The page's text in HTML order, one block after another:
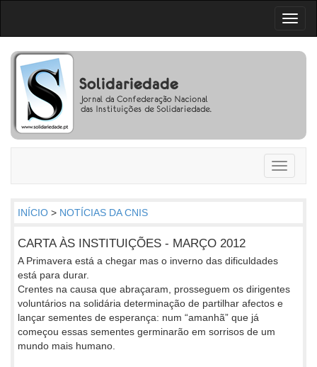
Toggle
INÍCIO > NOTÍCIAS DA CNIS
CARTA ÀS INSTITUIÇÕES - MARÇO 2012
A Primavera está a chegar mas o inverno das dificuldades
está para durar.
Crentes na causa que abraçaram, prosseguem os dirigentes
voluntários na solidária determinação de partilhar afectos e
lançar sementes de esperança: num “amanhã” que já
começou essas sementes germinarão em sorrisos de um
mundo mais humano.